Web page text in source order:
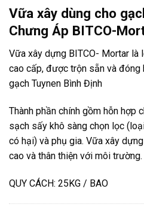
Vữa xây dùng cho
Chưng Áp BITCO-
Vữa xây dựng BITCO- Mortar là
cao cấp, được trộn sẵn và đóng
gạch Tuynen Bình Định
Thành phần chính gồm hỗn hợp
sạch sấy khô sàng chọn lọc
có hại) và phụ gia. Vữa xây
cao và thân thiện với môi trường.
QUY CÁCH: 25KG / BAO